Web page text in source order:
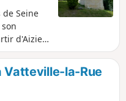
Seine
d'Aizier,
sa
avec
Vatteville-la-Rue